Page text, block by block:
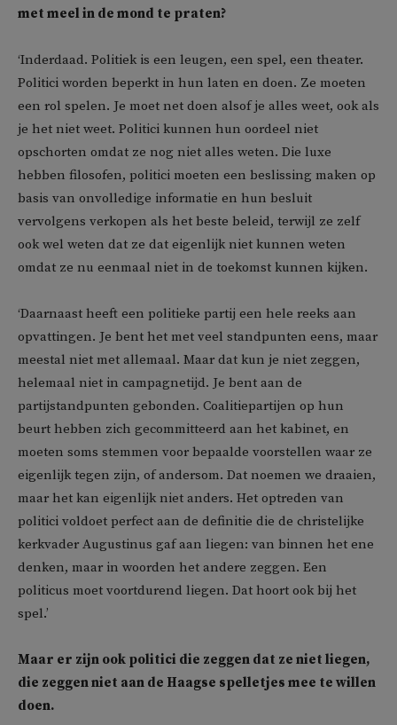
met meel in de mond te praten?
‘Inderdaad. Politiek is een leugen, een spel, een theater.
Politici worden beperkt in hun laten en doen. Ze moeten
een rol spelen. Je moet net doen alsof je alles weet, ook als
je het niet weet. Politici kunnen hun oordeel niet
opschorten omdat ze nog niet alles weten. Die luxe
hebben filosofen, politici moeten een beslissing maken op
basis van onvolledige informatie en hun besluit
vervolgens verkopen als het beste beleid, terwijl ze zelf
ook wel weten dat ze dat eigenlijk niet kunnen weten
omdat ze nu eenmaal niet in de toekomst kunnen kijken.
‘Daarnaast heeft een politieke partij een hele reeks aan
opvattingen. Je bent het met veel standpunten eens, maar
meestal niet met allemaal. Maar dat kun je niet zeggen,
helemaal niet in campagnetijd. Je bent aan de
partijstandpunten gebonden. Coalitiepartijen op hun
beurt hebben zich gecommitteerd aan het kabinet, en
moeten soms stemmen voor bepaalde voorstellen waar ze
eigenlijk tegen zijn, of andersom. Dat noemen we draaien,
maar het kan eigenlijk niet anders. Het optreden van
politici voldoet perfect aan de definitie die de christelijke
kerkvader Augustinus gaf aan liegen: van binnen het ene
denken, maar in woorden het andere zeggen. Een
politicus moet voortdurend liegen. Dat hoort ook bij het
spel.’
Maar er zijn ook politici die zeggen dat ze niet liegen,
die zeggen niet aan de Haagse spelletjes mee te willen
doen.